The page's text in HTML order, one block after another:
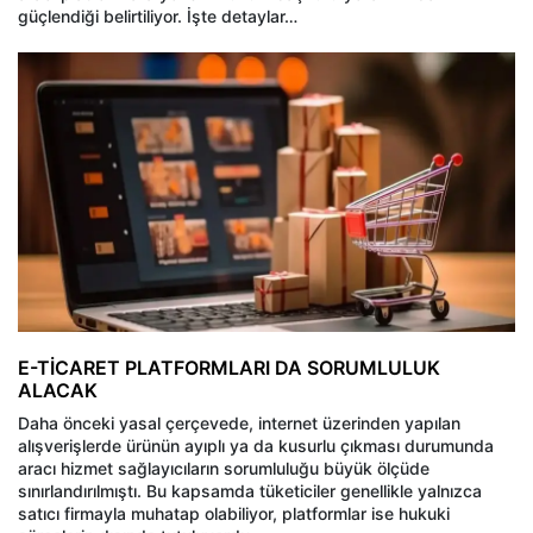
güçlendiği belirtiliyor. İşte detaylar…
E-TİCARET PLATFORMLARI DA SORUMLULUK
ALACAK
Daha önceki yasal çerçevede, internet üzerinden yapılan
alışverişlerde ürünün ayıplı ya da kusurlu çıkması durumunda
aracı hizmet sağlayıcıların sorumluluğu büyük ölçüde
sınırlandırılmıştı. Bu kapsamda tüketiciler genellikle yalnızca
satıcı firmayla muhatap olabiliyor, platformlar ise hukuki